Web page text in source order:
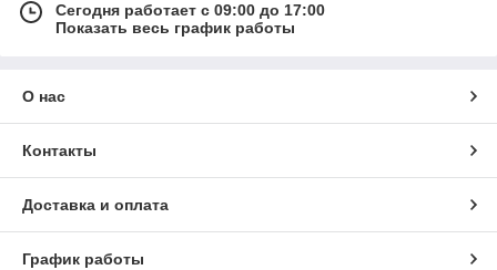
Сегодня работает с 09:00 до 17:00
Показать весь график работы
О нас
Контакты
Доставка и оплата
График работы